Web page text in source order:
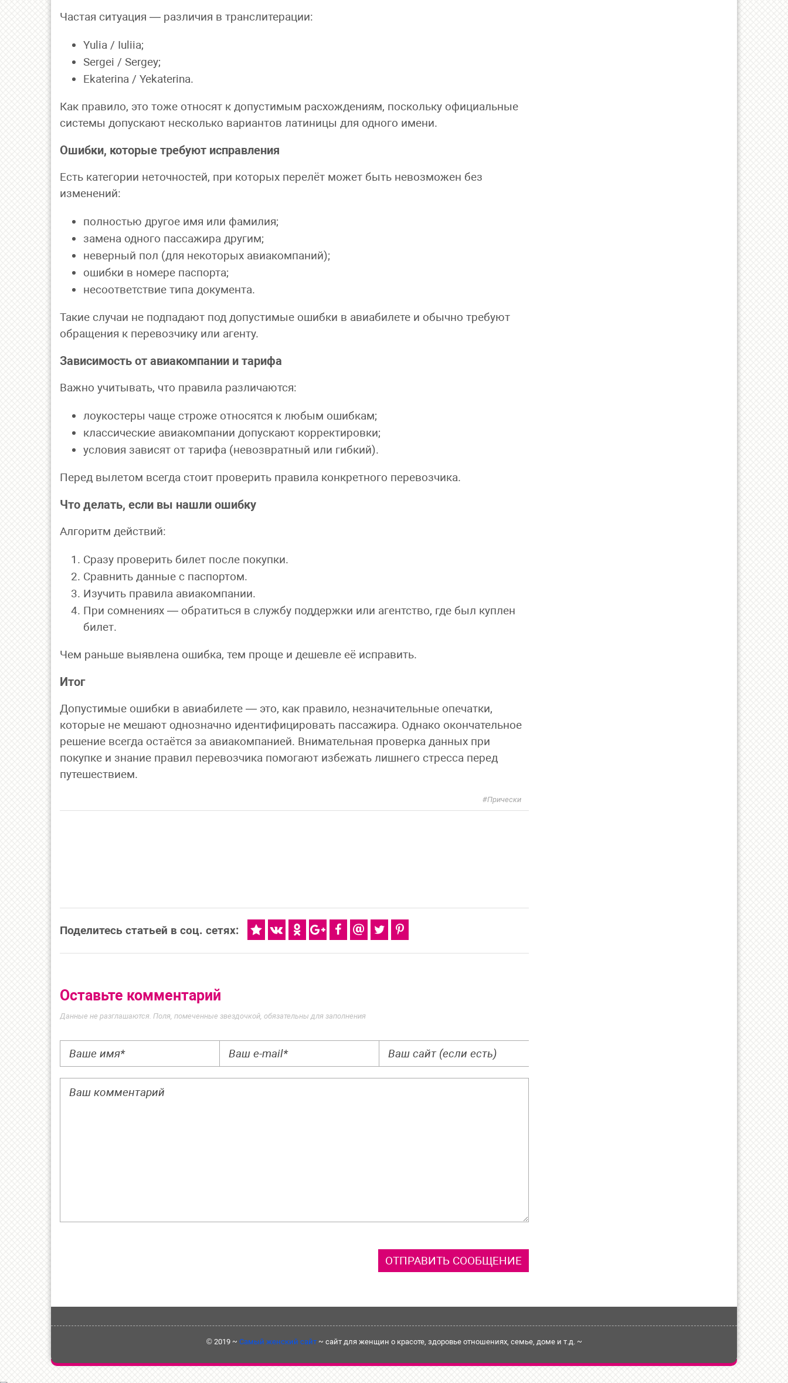
Частая ситуация — различия в транслитерации:
Yulia / Iuliia;
Sergei / Sergey;
Ekaterina / Yekaterina.
Как правило, это тоже относят к допустимым расхождениям, поскольку официальные
системы допускают несколько вариантов латиницы для одного имени.
Ошибки, которые требуют исправления
Есть категории неточностей, при которых перелёт может быть невозможен без
изменений:
полностью другое имя или фамилия;
замена одного пассажира другим;
неверный пол (для некоторых авиакомпаний);
ошибки в номере паспорта;
несоответствие типа документа.
Такие случаи не подпадают под допустимые ошибки в авиабилете и обычно требуют
обращения к перевозчику или агенту.
Зависимость от авиакомпании и тарифа
Важно учитывать, что правила различаются:
лоукостеры чаще строже относятся к любым ошибкам;
классические авиакомпании допускают корректировки;
условия зависят от тарифа (невозвратный или гибкий).
Перед вылетом всегда стоит проверить правила конкретного перевозчика.
Что делать, если вы нашли ошибку
Алгоритм действий:
Сразу проверить билет после покупки.
Сравнить данные с паспортом.
Изучить правила авиакомпании.
При сомнениях — обратиться в службу поддержки или агентство, где был куплен
билет.
Чем раньше выявлена ошибка, тем проще и дешевле её исправить.
Итог
Допустимые ошибки в авиабилете — это, как правило, незначительные опечатки,
которые не мешают однозначно идентифицировать пассажира. Однако окончательное
решение всегда остаётся за авиакомпанией. Внимательная проверка данных при
покупке и знание правил перевозчика помогают избежать лишнего стресса перед
путешествием.
Прически
Поделитесь статьей в соц. сетях:
Оставьте комментарий
Данные не разглашаются. Поля, помеченные звездочкой, обязательны для заполнения
© 2019~ Самый женский сайт~ сайт для женщин о красоте, здоровье отношениях, семье, доме и т.д. ~